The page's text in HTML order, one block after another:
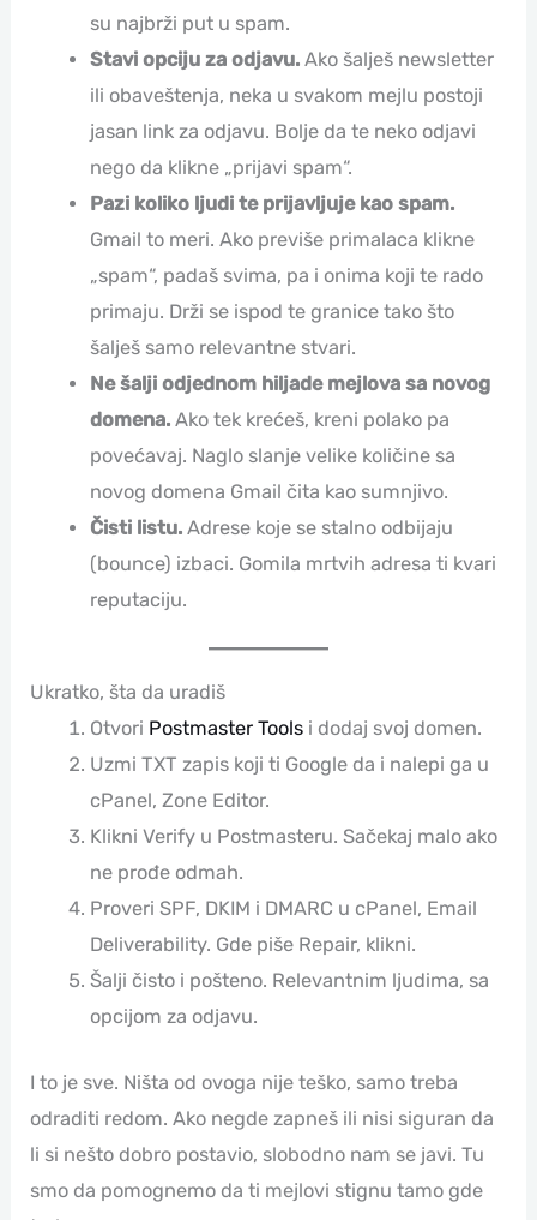
su najbrži put u spam.
Stavi opciju za odjavu.Ako šalješ newsletter
ili obaveštenja, neka u svakom mejlu postoji
jasan link za odjavu. Bolje da te neko odjavi
nego da klikne „prijavi spam“.
Pazi koliko ljudi te prijavljuje kao spam.
Gmail to meri. Ako previše primalaca klikne
„spam“, padaš svima, pa i onima koji te rado
primaju. Drži se ispod te granice tako što
šalješ samo relevantne stvari.
Ne šalji odjednom hiljade mejlova sa novog
domena.Ako tek krećeš, kreni polako pa
povećavaj. Naglo slanje velike količine sa
novog domena Gmail čita kao sumnjivo.
Čisti listu.Adrese koje se stalno odbijaju
(bounce) izbaci. Gomila mrtvih adresa ti kvari
reputaciju.
Ukratko, šta da uradiš
Otvori Postmaster Toolsi dodaj svoj domen.
Uzmi TXT zapis koji ti Google da i nalepi ga u
cPanel, Zone Editor.
Klikni Verify u Postmasteru. Sačekaj malo ako
ne prođe odmah.
Proveri SPF, DKIM i DMARC u cPanel, Email
Deliverability. Gde piše Repair, klikni.
Šalji čisto i pošteno. Relevantnim ljudima, sa
opcijom za odjavu.
I to je sve. Ništa od ovoga nije teško, samo treba
odraditi redom. Ako negde zapneš ili nisi siguran da
li si nešto dobro postavio, slobodno nam se javi. Tu
smo da pomognemo da ti mejlovi stignu tamo gde